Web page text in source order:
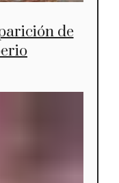
de